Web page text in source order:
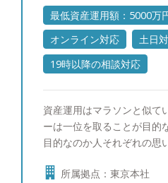
最低資産運用額：5000万
オンライン対応
土日
19時以降の相談対応
資産運用はマラソンと似て
ーは一位を取ることが目的
目的なのか人それぞれの思
ス配分のアドバイスや思い
所属拠点：東京本社